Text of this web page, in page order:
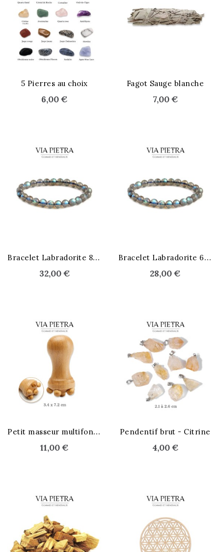
5 Pierres au choix
6,00 €
Fagot Sauge blanche
7,00 €
B
racelet Labradorite 8 mm
32,00 €
B
racelet Labradorite 6 mm
28,00 €
P
etit masseur multifonctions
11,00 €
Pendentif brut - Citrine
4,00 €